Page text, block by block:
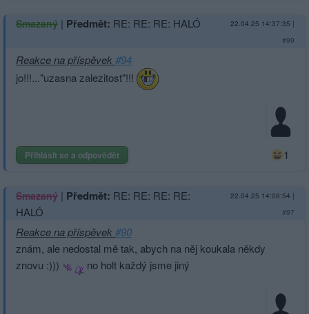
Smazaný | Předmět: RE: RE: RE: HALÓ 22.04.25 14:37:35 |
#99
Reakce na příspěvek#94
jo!!!..."uzasna zalezitost"!!!
Přihlásit se a odpovědět 1
Smazaný | Předmět: RE: RE: RE: RE:
HALÓ
22.04.25 14:08:54 |
#97
Reakce na příspěvek#90
znám, ale nedostal mě tak, abych na něj koukala někdy
znovu :)))
no holt každý jsme jiný